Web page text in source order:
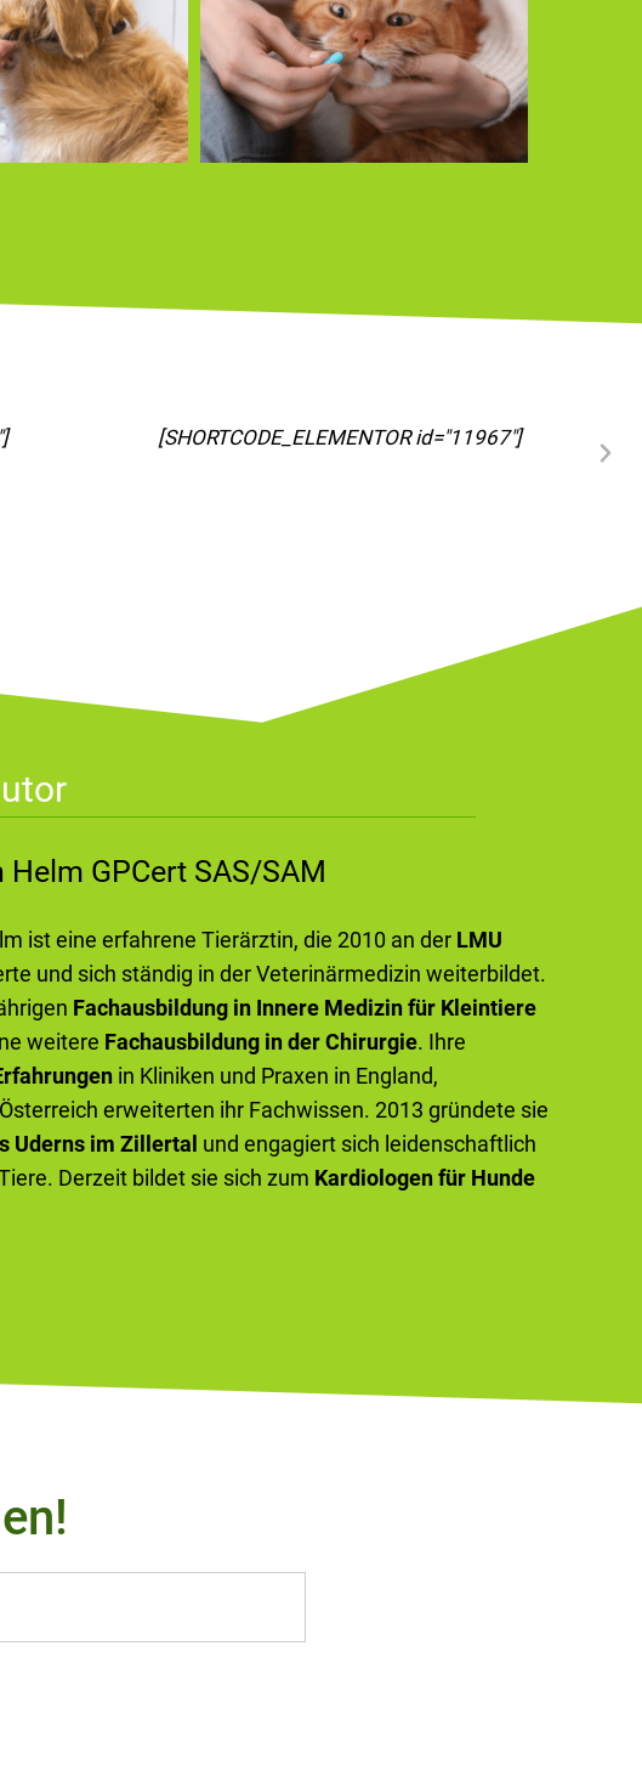
[SHORTCODE_ELEMENTOR id="11973"]
GPCert SAS/SAM
ist eine erfahrene Tierärztin, die 2010 an der LMU
und sich ständig in der Veterinärmedizin weiterbildet.
Fachausbildung in Innere Medizin für Kleintiere
weitere Fachausbildung in der Chirurgie. Ihre
in Kliniken und Praxen in England,
erweiterten ihr Fachwissen. 2013 gründete sie
Uderns im Zillertal und engagiert sich leidenschaftlich
Derzeit bildet sie sich zum Kardiologen für Hunde